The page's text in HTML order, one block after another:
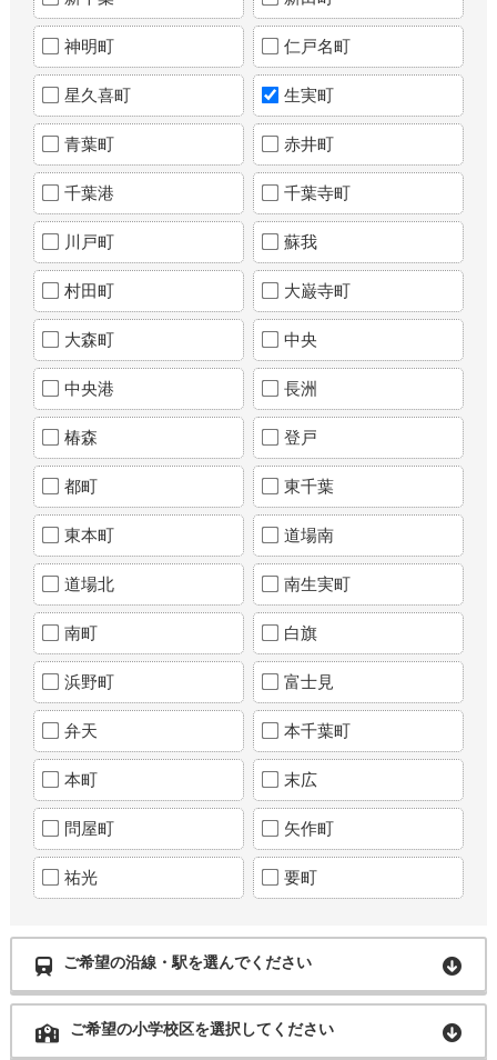
神明町 仁戸名町
星久喜町 生実町
青葉町 赤井町
千葉港 千葉寺町
川戸町 蘇我
村田町 大巌寺町
大森町 中央
中央港 長洲
椿森 登戸
都町 東千葉
東本町 道場南
道場北 南生実町
南町 白旗
浜野町 富士見
弁天 本千葉町
本町 末広
問屋町 矢作町
祐光 要町
ご希望の沿線・駅を選んでください
ご希望の小学校区を選択してください